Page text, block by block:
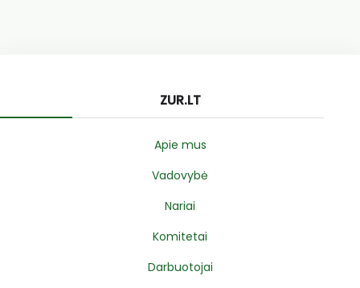
ZUR.LT
Apie mus
Vadovybė
Nariai
Komitetai
Darbuotojai